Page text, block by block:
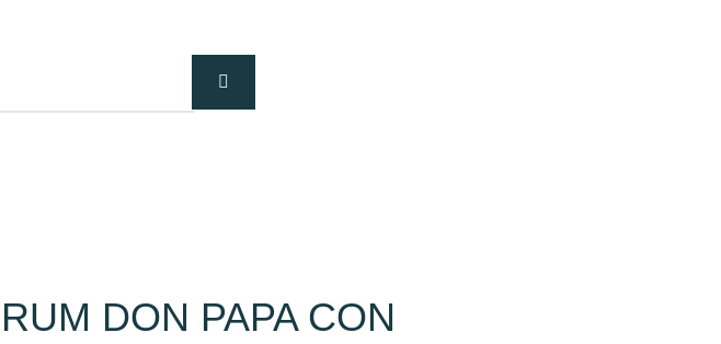
RUM DON PAPA CON